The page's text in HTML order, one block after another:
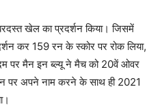
खेल का प्रदर्शन किया। जिसमें
कर 159 रन के स्कोर पर रोक लिया,
दम पर मैन इन ब्ल्यू ने मैच को 20वें ओवर
पर अपने नाम करने के साथ ही 2021